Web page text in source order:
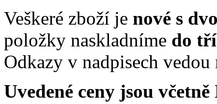
Veškeré zboží je nové s
položky naskladníme do
Odkazy v nadpisech vedou
Uvedené ceny jsou včetně